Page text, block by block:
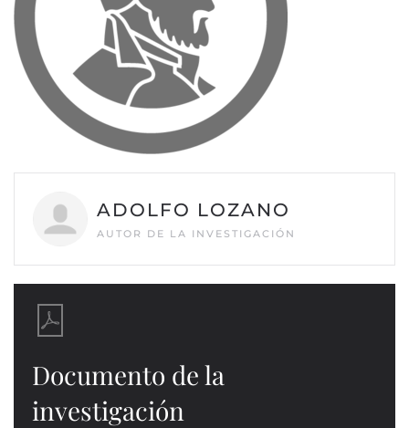
ADOLFO LOZANO
AUTOR DE LA INVESTIGACIÓN
Documento de la
investigación